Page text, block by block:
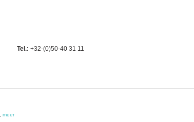
Tel.: +32-(0)50-40 31 11
meer